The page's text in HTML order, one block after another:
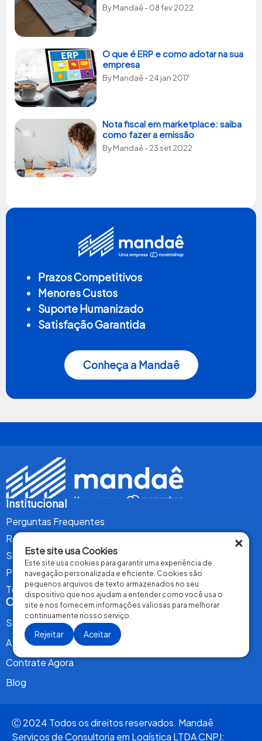
ByMandaê- 08 fev 2022
O que é ERP e como adotar na sua
empresa
ByMandaê- 24 jan 2017
Nota fiscal em marketplace: saiba
como fazer a emissão
ByMandaê- 23 set 2022
Prazos Competitivos
Menores Custos
Suporte Humanizado
Satisfação Garantida
Conheça a Mandaê
Institucional
Perguntas Frequentes
Relatório de Transparência Salarial
Seja um Parceiro Transportador
Política de Privacidade
Termos de Uso
Conteúdo
Serviços
A Mandaê
Contrate Agora
Blog
Ⓒ 2024 Todos os direitos reservados. Mandaê
Serviços de Consultoria em Logística LTDA CNPJ:
×
Este site usa Cookies
Este site usa cookies para garantir uma experiência de
navegação personalizada e eficiente. Cookies são
pequenos arquivos de texto armazenados no seu
dispositivo que nos ajudam a entender como você usa o
site e nos fornecem informações valiosas para melhorar
continuamente nosso serviço.
Rejeitar Aceitar